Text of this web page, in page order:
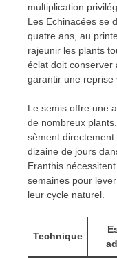
multiplication
Les Echinacées se
quatre ans, au
rajeunir les plants
éclat doit conserver
garantir une reprise
Le semis offre une
de nombreux
sèment
dizaine de jours
Eranthis
semaines pour
leur cycle naturel.
Technique